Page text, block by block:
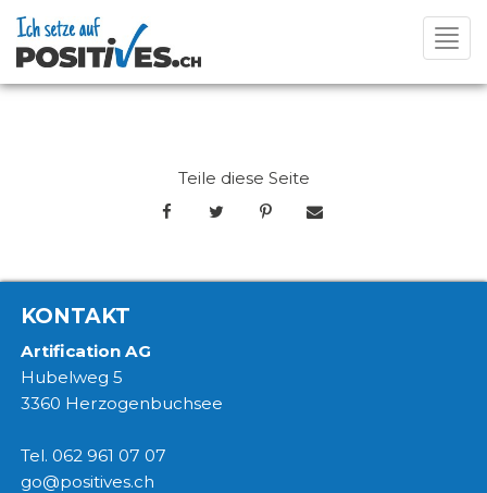
Teile diese Seite
KONTAKT
Artification AG
Hubelweg 5
3360 Herzogenbuchsee
Tel. 062 961 07 07
go@positives.ch